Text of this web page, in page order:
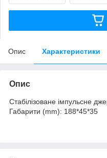
Опис Характеристики
Опис
Стабілізоване імпульсне
Габарити (mm): 188*45*35